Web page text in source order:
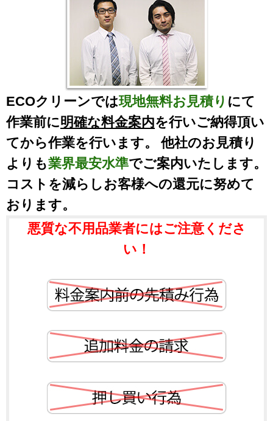
ECOクリーンでは現地無料お見積り にて
作業前に明確な料金案内を行いご納得頂い
てから作業を行います。 他社のお見積り
よりも業界最安水準でご案内いたします。
コストを減らしお客様への還元に努めて
おります。
悪質な不用品業者にはご注意くださ
い！